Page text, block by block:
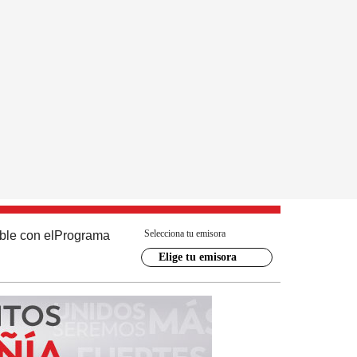
con el Programa Selecciona tu emisora
Elige tu emisora